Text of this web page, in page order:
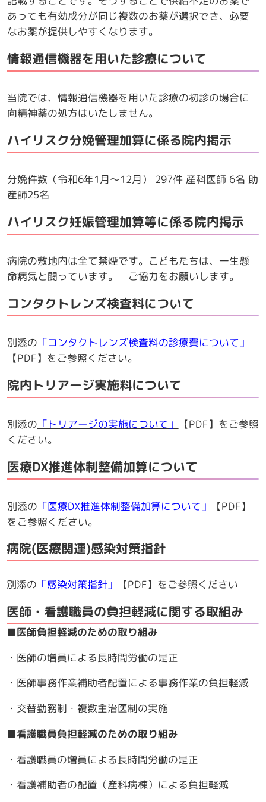
あっても有効成分が同じ複数のお薬が選択でき、必要
なお薬が提供しやすくなります。
情報通信機器を用いた診療について
当院では、情報通信機器を用いた診療の初診の場合に
向精神薬の処方はいたしません。
ハイリスク分娩管理加算に係る院内掲示
分娩件数（令和6年1月～12月） 297件 産科医師 6名 助
産師25名
ハイリスク妊娠管理加算等に係る院内掲示
病院の敷地内は全て禁煙です。こどもたちは、一生懸
命病気と闘っています。 ご協力をお願いします。
コンタクトレンズ検査料について
別添の 「コンタクトレンズ検査料の診療費について」
【PDF】をご参照ください。
院内トリアージ実施料について
別添の 「トリアージの実施について」 【PDF】をご参照
ください。
医療DX推進体制整備加算について
別添の 「医療DX推進体制整備加算について」 【PDF】
をご参照ください。
病院(医療関連)感染対策指針
別添の 「感染対策指針」 【PDF】をご参照ください
医師・看護職員の負担軽減に関する取組み
■医師負担軽減のための取り組み
・医師の増員による長時間労働の是正
・医師事務作業補助者配置による事務作業の負担軽減
・交替勤務制・複数主治医制の実施
■看護職員負担軽減のための取り組み
・看護職員の増員による長時間労働の是正
・看護補助者の配置（産科病棟）による負担軽減